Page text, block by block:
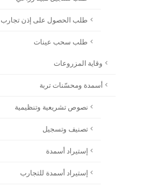
طلب الحصول على إذن تجارب
طلب سحب عينات
وقاية المزروعات
أسمدة ومحسّنات تربة
نصوص تشريعية وتنظيمية
تصنيف وتسجيل
إستيراد أسمدة
إستيراد أسمدة للتجارب